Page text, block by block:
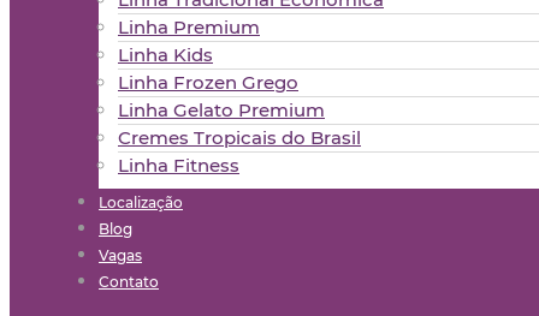
Linha Premium
Linha Kids
Linha Frozen Grego
Linha Gelato Premium
Cremes Tropicais do Brasil
Linha Fitness
Localização
Blog
Vagas
Contato